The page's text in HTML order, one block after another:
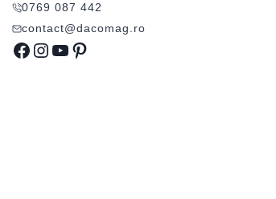
0769 087 442
contact@dacomag.ro
Facebook
Instagram
YouTube
Pinterest